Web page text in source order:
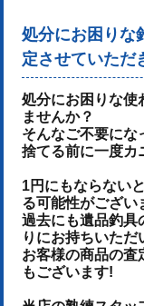
処分にお困りな
定させていただ
処分にお困りな使
ませんか？
そんなご不要にな
捨てる前に一度カ
1円にもならない
る可能性がござい
過去にも遺品釣具
りにお持ちいただ
お客様の商品の査
もございます!